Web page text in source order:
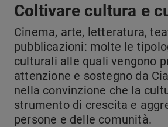
Coltivare cultura e
Cinema, arte, letteratura,
pubblicazioni: molte le
culturali alle quali vengono
attenzione e sostegno da
nella convinzione che la
strumento di crescita e
persone e delle comunità.